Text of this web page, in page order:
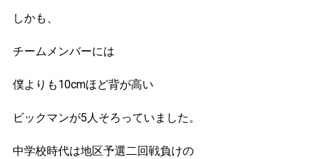
しかも、
チームメンバーには
僕よりも10cmほど背が高い
ビックマンが5人そろっていました。
中学校時代は地区予選二回戦負けの